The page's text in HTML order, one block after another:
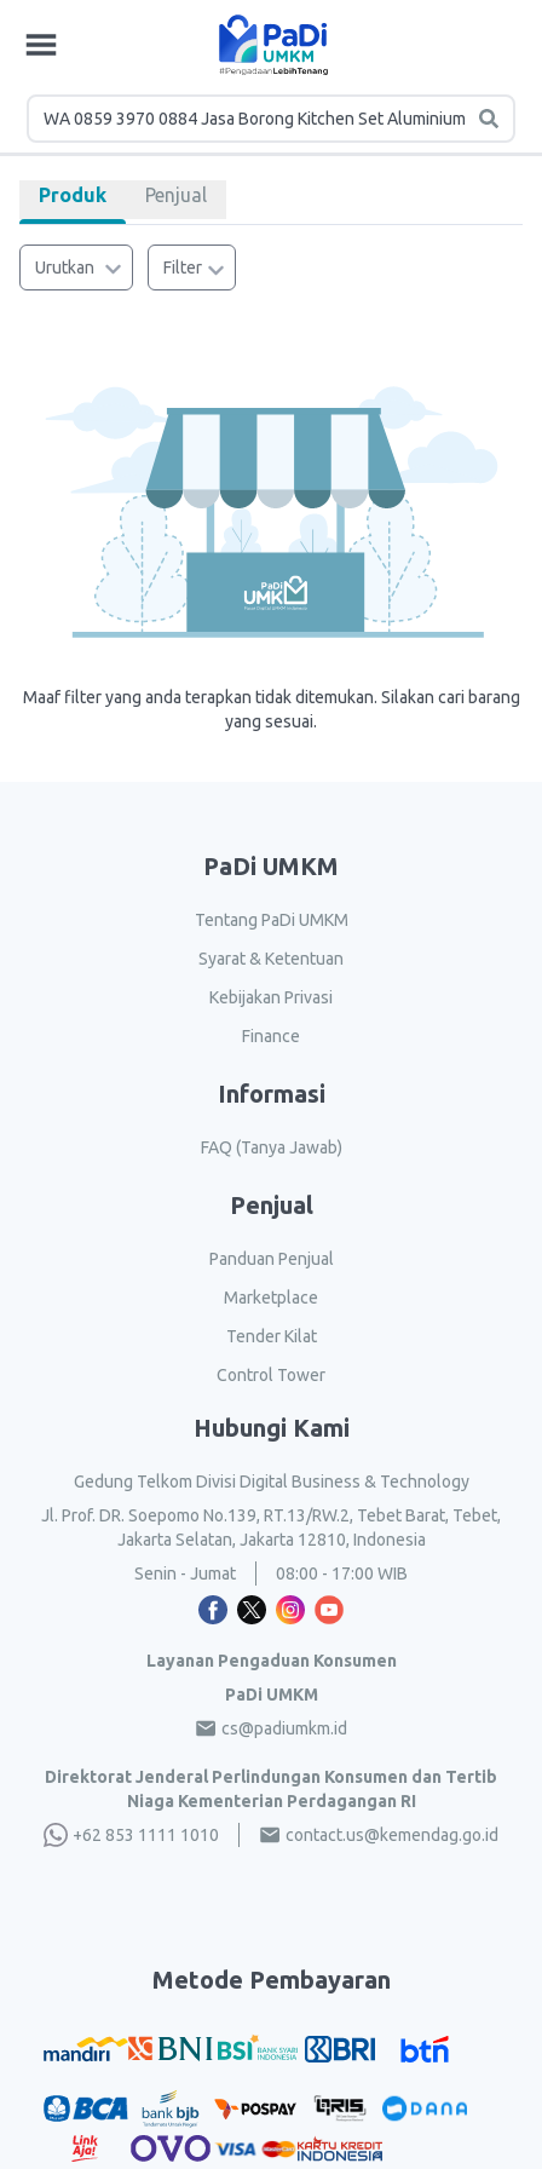
Produk Penjual
Urutkan Filter
Maaf filter yang anda terapkan tidak ditemukan. Silakan cari barang
yang sesuai.
PaDi UMKM
Tentang PaDi UMKM
Syarat & Ketentuan
Kebijakan Privasi
Finance
Informasi
FAQ (Tanya Jawab)
Penjual
Panduan Penjual
Marketplace
Tender Kilat
Control Tower
Hubungi Kami
Gedung Telkom Divisi Digital Business & Technology
Jl. Prof. DR. Soepomo No.139, RT.13/RW.2, Tebet Barat, Tebet,
Jakarta Selatan, Jakarta 12810, Indonesia
Senin - Jumat
08:00 - 17:00 WIB
Layanan Pengaduan Konsumen
PaDi UMKM
cs@padiumkm.id
Direktorat Jenderal Perlindungan Konsumen dan Tertib
Niaga Kementerian Perdagangan RI
+62 853 1111 1010
contact.us@kemendag.go.id
Metode Pembayaran